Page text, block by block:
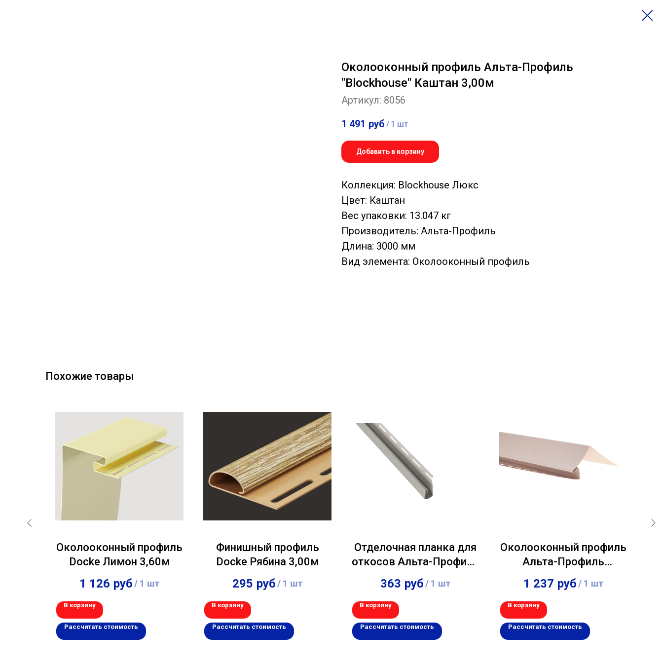
Околооконный профиль Альта-Профиль
"Blockhouse" Каштан 3,00м
Артикул: 8056
1 491 руб / 1 шт
Добавить в корзину
Коллекция: Blockhouse Люкс
Цвет: Каштан
Вес упаковки: 13.047 кг
Производитель: Альта-Профиль
Длина: 3000 мм
Вид элемента: Околооконный профиль
Похожие товары
Околооконный профиль
Docke Лимон 3,60м
1 126 руб/ 1 шт
В корзину
Рассчитать стоимость
Финишный профиль
Docke Рябина 3,00м
295 руб/ 1 шт
В корзину
Рассчитать стоимость
Отделочная планка для
откосов Альта-Профиль
Белый 3,00м
363 руб/ 1 шт
В корзину
Рассчитать стоимость
Околооконный профиль
Альта-Профиль
"Blockhouse"
Персиковый 3,00м
1 237 руб/ 1 шт
В корзину
Рассчитать стоимость